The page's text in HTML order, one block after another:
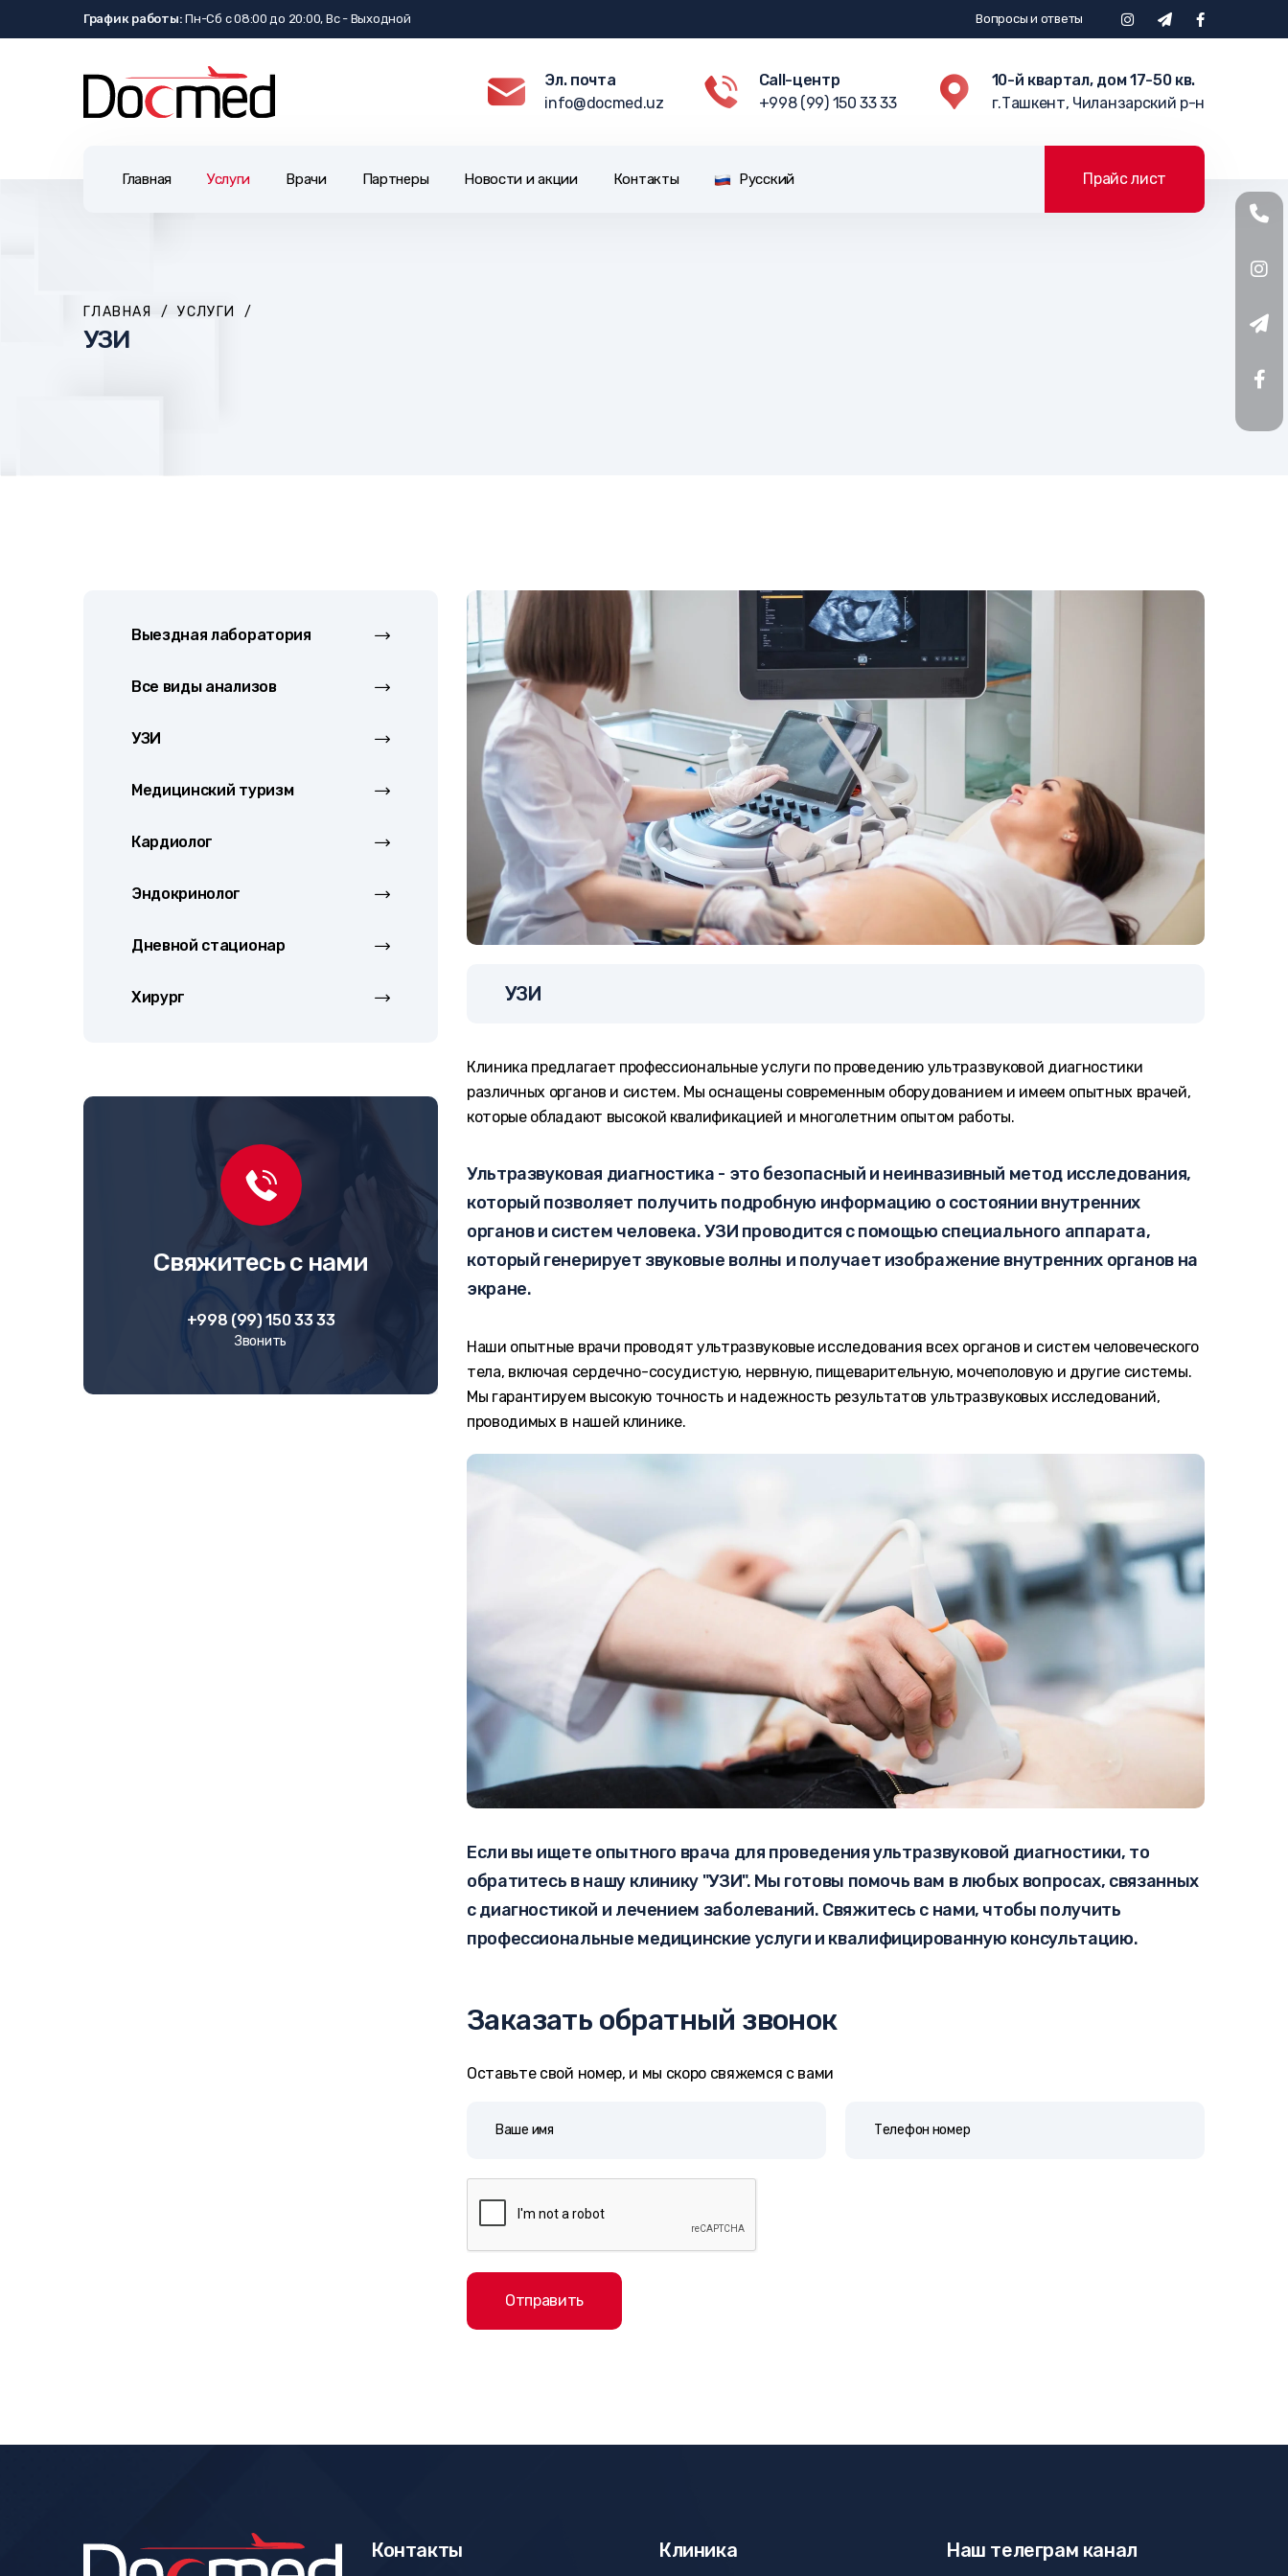
График работы: Пн-Сб с 08:00 до 20:00, Вс - Выходной Вопросы и ответы
Эл. почта
info@docmed.uz
Call-центр
+998 (99) 150 33 33
10-й квартал, дом 17-50 кв.
г.Ташкент, Чиланзарский р-н
Главная Услуги Врачи Партнеры Новости и акции Контакты Русский Прайс лист
ГЛАВНАЯ / УСЛУГИ /
УЗИ
Выездная лаборатория
Все виды анализов
УЗИ
Медицинский туризм
Кардиолог
Эндокринолог
Дневной стационар
Хирург
Свяжитесь с нами
+998 (99) 150 33 33
Звонить
УЗИ
Клиника предлагает профессиональные услуги по проведению ультразвуковой диагностики
различных органов и систем. Мы оснащены современным оборудованием и имеем опытных врачей,
которые обладают высокой квалификацией и многолетним опытом работы.
Ультразвуковая диагностика - это безопасный и неинвазивный метод исследования,
который позволяет получить подробную информацию о состоянии внутренних
органов и систем человека. УЗИ проводится с помощью специального аппарата,
который генерирует звуковые волны и получает изображение внутренних органов на
экране.
Наши опытные врачи проводят ультразвуковые исследования всех органов и систем человеческого
тела, включая сердечно-сосудистую, нервную, пищеварительную, мочеполовую и другие системы.
Мы гарантируем высокую точность и надежность результатов ультразвуковых исследований,
проводимых в нашей клинике.
Если вы ищете опытного врача для проведения ультразвуковой диагностики, то
обратитесь в нашу клинику "УЗИ". Мы готовы помочь вам в любых вопросах, связанных
с диагностикой и лечением заболеваний. Свяжитесь с нами, чтобы получить
профессиональные медицинские услуги и квалифицированную консультацию.
Заказать обратный звонок
Оставьте свой номер, и мы скоро свяжемся с вами
Отправить
Контакты Клиника Наш телеграм канал